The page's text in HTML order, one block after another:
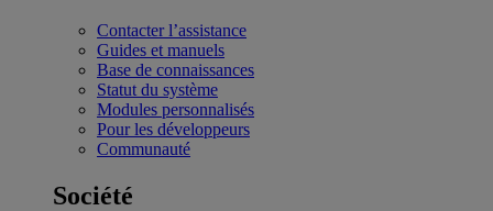
Contacter l’assistance
Guides et manuels
Base de connaissances
Statut du système
Modules personnalisés
Pour les développeurs
Communauté
Société